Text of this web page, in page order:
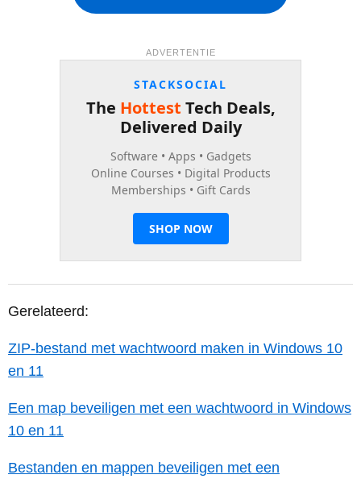
ADVERTENTIE
Gerelateerd:
ZIP-bestand met wachtwoord maken in Windows 10
en 11
Een map beveiligen met een wachtwoord in Windows
10 en 11
Bestanden en mappen beveiligen met een